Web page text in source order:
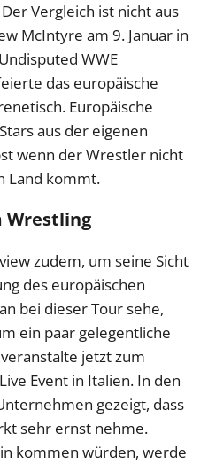
Vergleich ist nicht aus
McIntyre am 9. Januar in
WWE
das europäische
Europäische
aus der eigenen
wenn der Wrestler nicht
Land kommt.
Wrestling
zudem, um seine Sicht
des europäischen
bei dieser Tour sehe,
ein paar gelegentliche
jetzt zum
Event in Italien. In den
gezeigt, dass
sehr ernst nehme.
kommen würden, werde